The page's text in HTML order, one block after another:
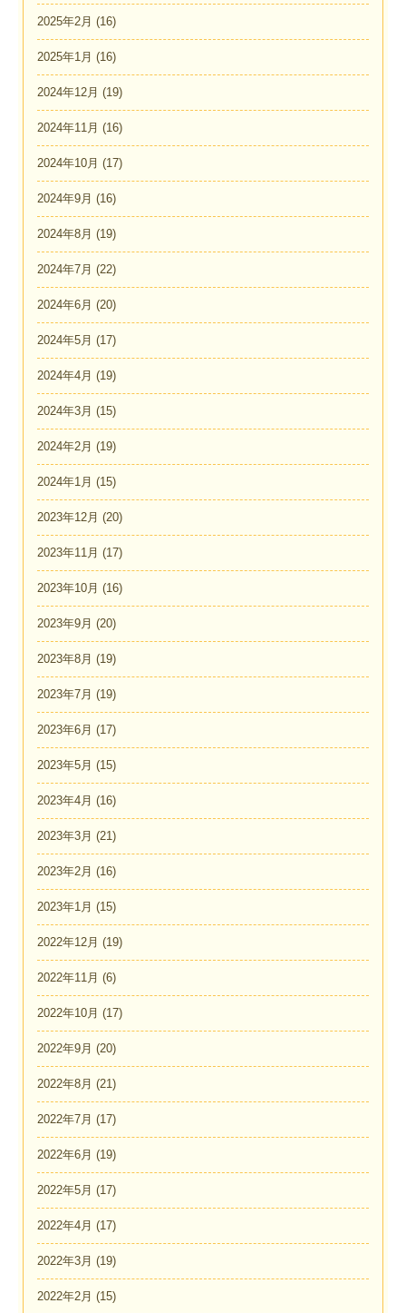
2025年2月 (16)
2025年1月 (16)
2024年12月 (19)
2024年11月 (16)
2024年10月 (17)
2024年9月 (16)
2024年8月 (19)
2024年7月 (22)
2024年6月 (20)
2024年5月 (17)
2024年4月 (19)
2024年3月 (15)
2024年2月 (19)
2024年1月 (15)
2023年12月 (20)
2023年11月 (17)
2023年10月 (16)
2023年9月 (20)
2023年8月 (19)
2023年7月 (19)
2023年6月 (17)
2023年5月 (15)
2023年4月 (16)
2023年3月 (21)
2023年2月 (16)
2023年1月 (15)
2022年12月 (19)
2022年11月 (6)
2022年10月 (17)
2022年9月 (20)
2022年8月 (21)
2022年7月 (17)
2022年6月 (19)
2022年5月 (17)
2022年4月 (17)
2022年3月 (19)
2022年2月 (15)